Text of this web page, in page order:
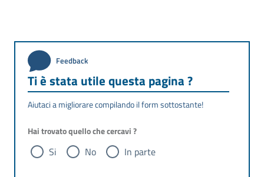
Feedback
Ti è stata utile questa pagina ?
Aiutaci a migliorare compilando il form sottostante!
Hai trovato quello che cercavi ?
Si No In parte